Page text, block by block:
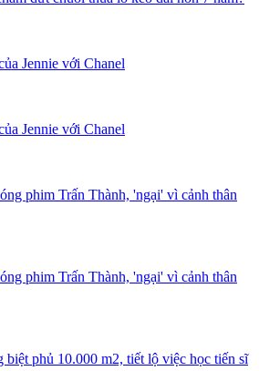
Jennie với Chanel
Jennie với Chanel
phim Trấn Thành, 'ngại' vì cảnh thân
phim Trấn Thành, 'ngại' vì cảnh thân
biệt phủ 10.000 m2, tiết lộ việc học tiến sĩ